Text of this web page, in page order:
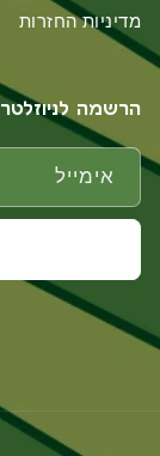
מדיניות החזרות
הרשמה לניוזלטר
אימייל